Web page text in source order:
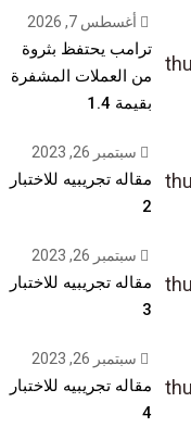
أغسطس 7, 2026
ترامب يحتفظ بثروة
من العملات المشفرة
بقيمة 1.4
سبتمبر 26, 2023
مقاله تجريبيه للاختبار
2
سبتمبر 26, 2023
مقاله تجريبيه للاختبار
3
سبتمبر 26, 2023
مقاله تجريبيه للاختبار
4